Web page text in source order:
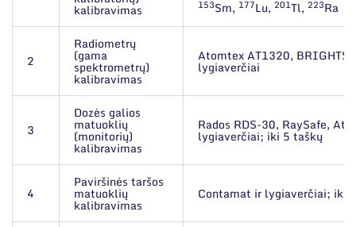
organizacijose bei asociacijose
ES parama
Susisiekite su mumis
kalibravimas 153Sm, 177Lu, 201Tl, 223Ra
2
Radiometrų
(gama
spektrometrų)
kalibravimas
Atomtex AT1320,
lygiaverčiai
3
Dozės galios
matuoklių
(monitorių)
kalibravimas
Rados RDS-30, RaySafe,
lygiaverčiai; iki 5 taškų
4
Paviršinės taršos
matuoklių
kalibravimas
Contamat ir lygiaverčiai; iki